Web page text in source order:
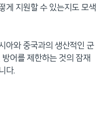
게 지원할 수 있는지도 모색
아와 중국과의 생산적인 군
어를 제한하는 것의 잠재
다.